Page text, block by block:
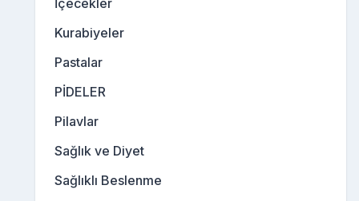
İçecekler
Kurabiyeler
Pastalar
PİDELER
Pilavlar
Sağlık ve Diyet
Sağlıklı Beslenme